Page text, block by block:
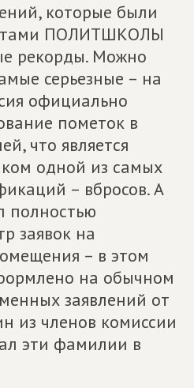
которые были
ПОЛИТШКОЛЫ
рекорды. Можно
серьезные – на
официально
пометок в
что является
одной из самых
– вбросов. А
заявок на
– в этом
на обычном
заявлений от
из членов комиссии
эти фамилии в